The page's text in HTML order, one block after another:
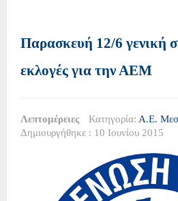
Παρασκευή 12/6 γενική
εκλογές για την ΑΕΜ
Λεπτομέρειες Κατηγορία: Α.Ε.
Δημιουργήθηκε : 10 Ιουνίου 2015